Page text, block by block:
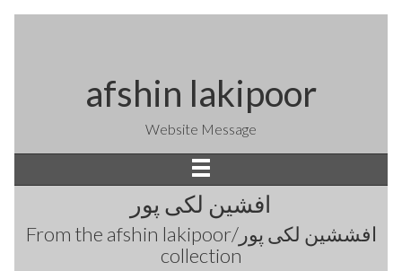
afshin lakipoor
Website Message
افشین لکی پور
From the
afshin lakipoor/افششین لکی پور
collection